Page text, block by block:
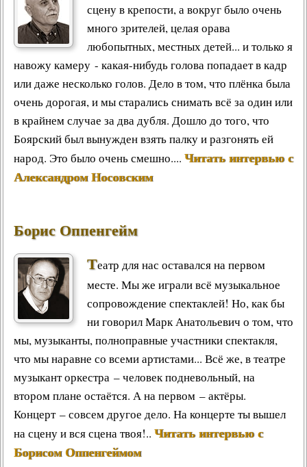
сцену в крепости, а вокруг было очень
много зрителей, целая орава
любопытных, местных детей... и только я
навожу камеру - какая-нибудь голова попадает в кадр
или даже несколько голов. Дело в том, что плёнка была
очень дорогая, и мы старались снимать всё за один или
в крайнем случае за два дубля. Дошло до того, что
Боярский был вынужден взять палку и разгонять ей
народ. Это было очень смешно.... Читать интервью с
Александром Носовским
Борис Оппенгейм
Театр для нас оставался на первом
месте. Мы же играли всё музыкальное
сопровождение спектаклей! Но, как бы
ни говорил Марк Анатольевич о том, что
мы, музыканты, полноправные участники спектакля,
что мы наравне со всеми артистами... Всё же, в театре
музыкант оркестра – человек подневольный, на
втором плане остаётся. А на первом – актёры.
Концерт – совсем другое дело. На концерте ты вышел
на сцену и вся сцена твоя!.. Читать интервью с
Борисом Оппенгеймом